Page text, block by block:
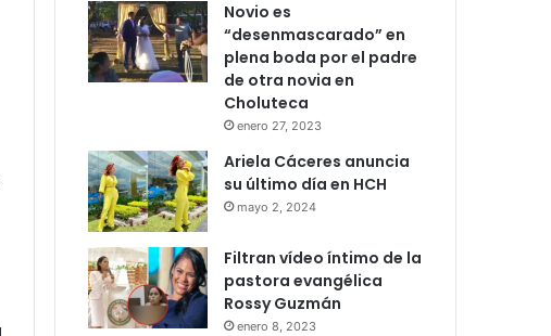
Novio es
“desenmascarado” en
plena boda por el padre
de otra novia en
Choluteca
enero 27, 2023
Ariela Cáceres anuncia
su último día en HCH
mayo 2, 2024
Filtran vídeo íntimo de la
pastora evangélica
Rossy Guzmán
enero 8, 2023